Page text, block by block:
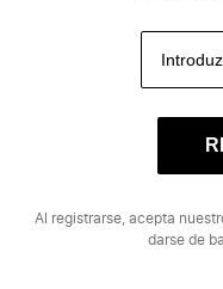
Al registrarse, acepta
darse de